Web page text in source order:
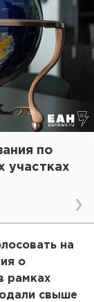
по
участках
на
о
рамках
свыше